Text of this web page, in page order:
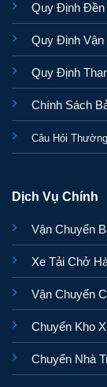
Quy Định Đền
Quy Định Vận
Quy Định
Chính Sách
Câu Hỏi
Dịch Vụ Chính
Vận Chuyển
Xe Tải Chở
Vận Chuyển
Chuyển Kho
Chuyển Nhà